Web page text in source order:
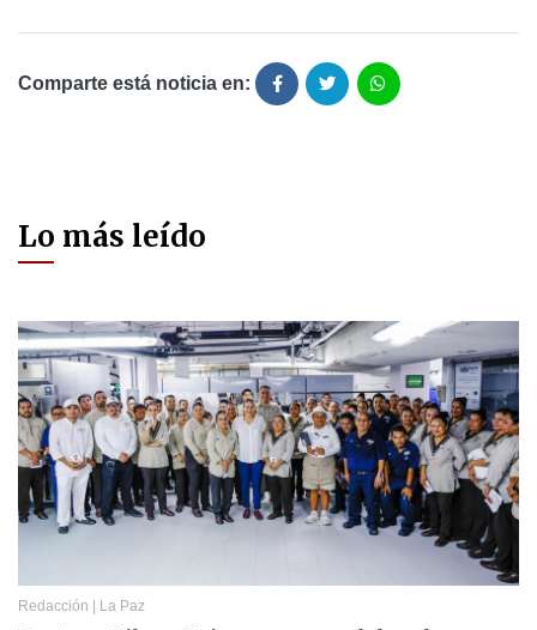
Comparte está noticia en:
Lo más leído
Redacción La Paz